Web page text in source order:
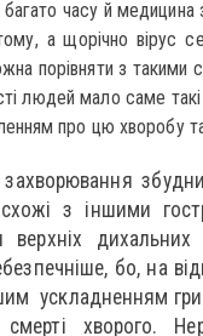
часу й
а щорічно вірус
порівняти з
людей мало саме
про цю хворобу та
захворювання
з іншими
дихальних
бо, на
ускладненням
хворого.